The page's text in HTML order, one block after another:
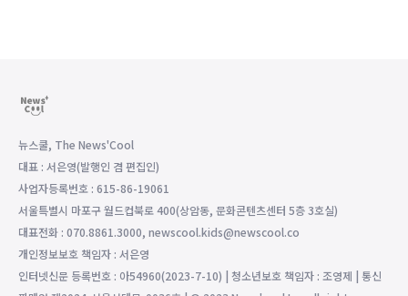
뉴스쿨, The News'Cool
대표 : 서은영(발행인 겸 편집인)
사업자등록번호 : 615-86-19061
서울특별시 마포구 월드컵북로 400(상암동, 문화콘텐츠센터 5층 3호실)
대표전화 : 070.8861.3000, newscool.kids@newscool.co
개인정보보호 책임자 : 서은영
인터넷신문 등록번호 : 아54960(2023-7-10) | 청소년보호 책임자 : 조영제 | 통신